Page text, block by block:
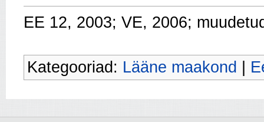
EE 12, 2003; VE, 2006;
Kategooriad: Lääne maakond